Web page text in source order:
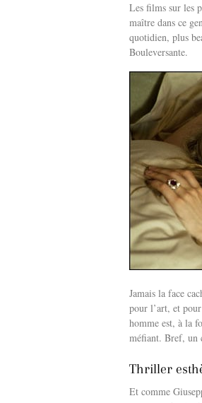
Les films sur les
maître dans ce
quotidien, plus
Bouleversante.
Jamais la face
pour l’art, et
homme est, à la
méfiant. Bref, un
Thriller
Et comme